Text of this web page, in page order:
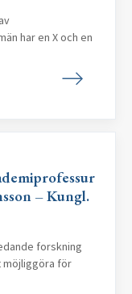
har en X och en
– Kungl.
forskning
möjliggöra för